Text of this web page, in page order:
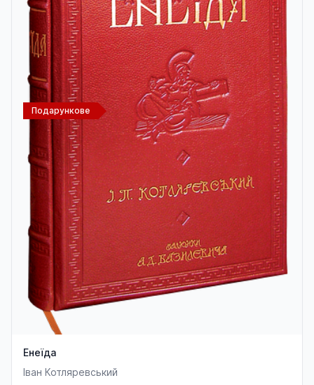
Подарункове
Енеїда
Іван Котляревський